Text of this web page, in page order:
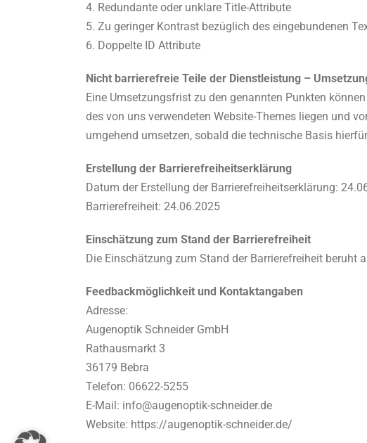
4. Redundante oder unklare Title-Attribute
5. Zu geringer Kontrast bezüglich des eingebundenen
6. Doppelte ID Attribute
Nicht barrierefreie Teile der Dienstleistung –
Eine Umsetzungsfrist zu den genannten Punkten
des von uns verwendeten Website-Themes liegen und
umgehend umsetzen, sobald die technische Basis
Erstellung der Barrierefreiheitserklärung
Datum der Erstellung der Barrierefreiheitserklärung:
Barrierefreiheit: 24.06.2025
Einschätzung zum Stand der Barrierefreiheit
Die Einschätzung zum Stand der Barrierefreiheit beruht
Feedbackmöglichkeit und Kontaktangaben
Adresse:
Augenoptik Schneider GmbH
Rathausmarkt 3
36179 Bebra
Telefon: 06622-5255
E-Mail: info@augenoptik-schneider.de
Website: https://augenoptik-schneider.de/